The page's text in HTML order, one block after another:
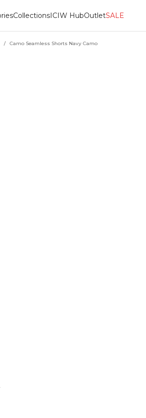
CollectionsICIW HubOutletSALE
/ Camo Seamless Shorts Navy Camo